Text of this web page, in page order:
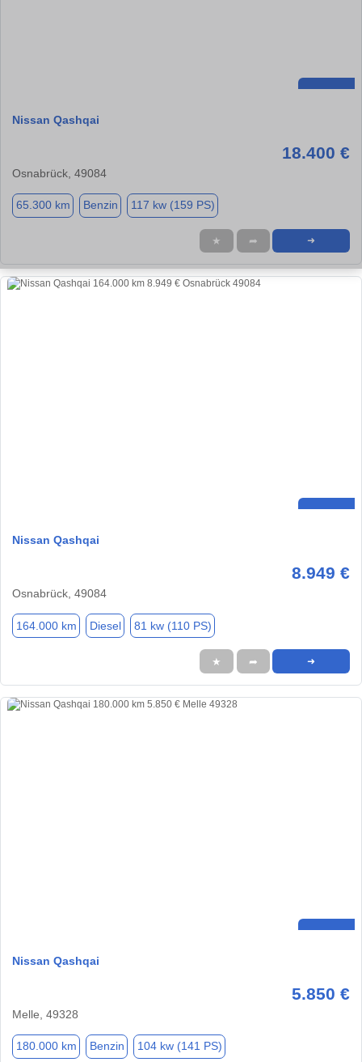
Nissan Qashqai
18.400 €
Osnabrück, 49084
65.300 km Benzin 117 kw (159 PS)
★ ➦ ➜
Nissan Qashqai
8.949 €
Osnabrück, 49084
164.000 km Diesel 81 kw (110 PS)
★ ➦ ➜
Nissan Qashqai
5.850 €
Melle, 49328
180.000 km Benzin 104 kw (141 PS)